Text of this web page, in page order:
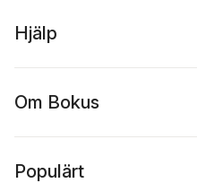
Hjälp
Om Bokus
Populärt